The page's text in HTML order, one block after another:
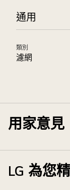
通用
類別
濾網
用家意見
LG 為您